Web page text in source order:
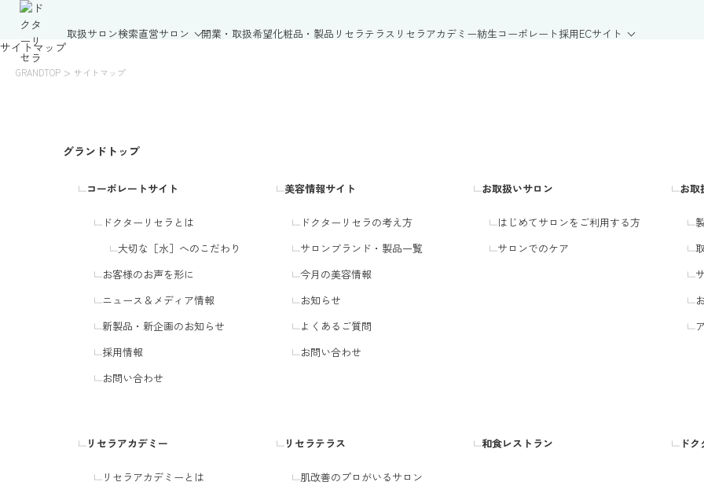
取扱サロン検索直営サロン 開業・取扱希望化粧品・製品 リセラテラス リセラアカデミー紡生コーポレート採用ECサイト
サイトマップ
GRANDTOP > サイトマップ
グランドトップ
コーポレートサイト
ドクターリセラとは
大切な［水］へのこだわり
お客様のお声を形に
ニュース＆メディア情報
新製品・新企画のお知らせ
採用情報
お問い合わせ
美容情報サイト
ドクターリセラの考え方
サロンブランド・製品一覧
今月の美容情報
お知らせ
よくあるご質問
お問い合わせ
お取扱いサロン
はじめてサロンをご利用する方
サロンでのケア
お取
リセラアカデミー
リセラアカデミーとは
リセラテラス
肌改善のプロがいるサロン
和食レストラン ドク